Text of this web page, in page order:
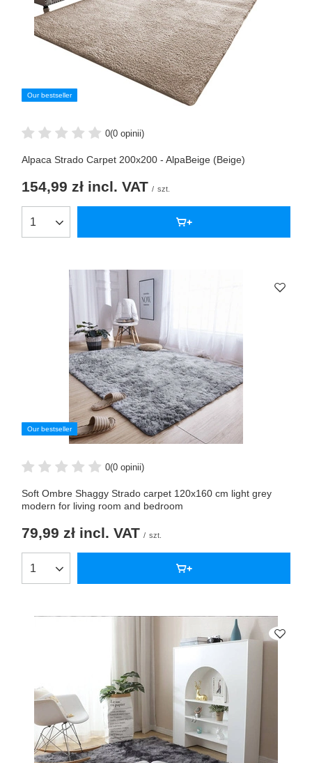
Our bestseller
0(0 opinii)
Alpaca Strado Carpet 200x200 - AlpaBeige (Beige)
154,99 zł incl. VAT / szt.
Our bestseller
0(0 opinii)
Soft Ombre Shaggy Strado carpet 120x160 cm light grey
modern for living room and bedroom
79,99 zł incl. VAT / szt.